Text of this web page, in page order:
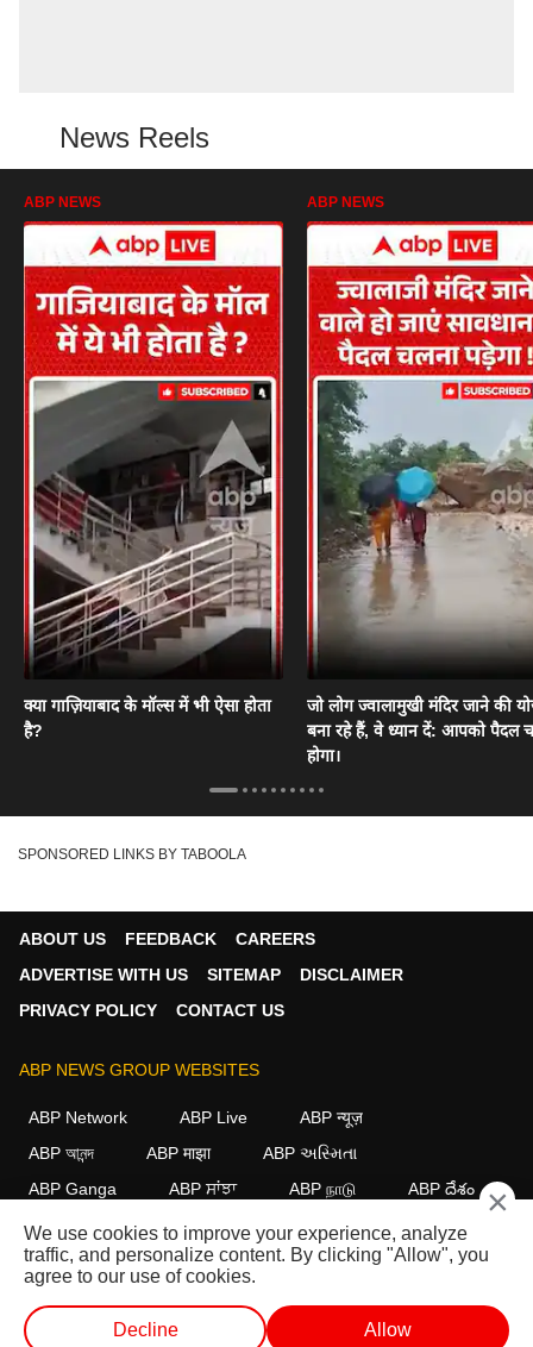
News Reels
ABP NEWS
क्या गाज़ियाबाद के मॉल्स में भी ऐसा होता
है?
ABP NEWS
जो लोग ज्वालामुखी मंदिर जाने की
बना रहे हैं, वे ध्यान दें: आपको पैदल
होगा।
SPONSORED LINKS BY TABOOLA
ABOUT US FEEDBACK
CAREERS
ADVERTISE WITH US
SITEMAP
DISCLAIMER
PRIVACY POLICY
CONTACT US
ABP NEWS GROUP WEBSITES
ABP Network ABP Live
ABP न्यूज़
ABP আনন্দ
ABP माझा
ABP અસ્મિતા
ABP Ganga
ABP ਸਾਂਝਾ ABP நாடு ABP దేశం
FOLLOW US
This website follows the DNPA Code of Ethics. Copyright@2026.
×
We use cookies to improve your experience, analyze
traffic, and personalize content. By clicking "Allow", you
agree to our use of cookies.
Decline Allow